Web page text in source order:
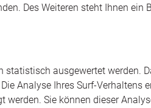
Des Weiteren steht Ihnen ein
statistisch ausgewertet werden.
Analyse Ihres Surf-Verhaltens
Sie können dieser